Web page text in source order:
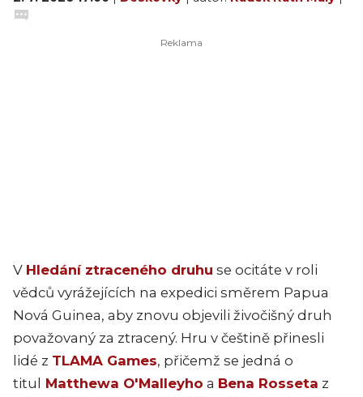
V Hledání ztraceného druhu se ocitáte v roli
vědců vyrážejících na expedici směrem Papua
Nová Guinea, aby znovu objevili živočišný druh
považovaný za ztracený. Hru v češtině přinesli
lidé z TLAMA Games, přičemž se jedná o
titul
Matthewa O'Malleyho a Bena Rosseta z